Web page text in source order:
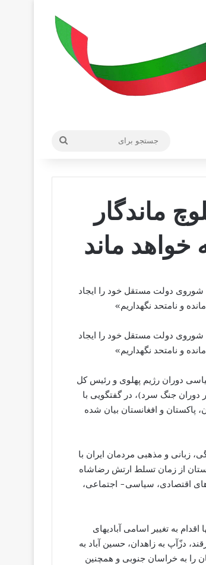
ماندگار
ماند
دولت مستقل خود را ایجاد
و نامتحد نگهداریم»
دولت مستقل خود را ایجاد
و نامتحد نگهداریم»
دوران رژيم پهلوی و رئیس کل
جنگ سرد)، در گفتگویی با
و افغانستان بيان شده
زبانی و مذهبی مردمان ايران با
از زمان تسلط ارتش رضاشاه
اقتصادی، سياسی- اجتماعی،
به تغيير اسامی آباديهای
دزّآپ به زاهدان، حسين آباد به
را به خراسان جنوبی و همچنين